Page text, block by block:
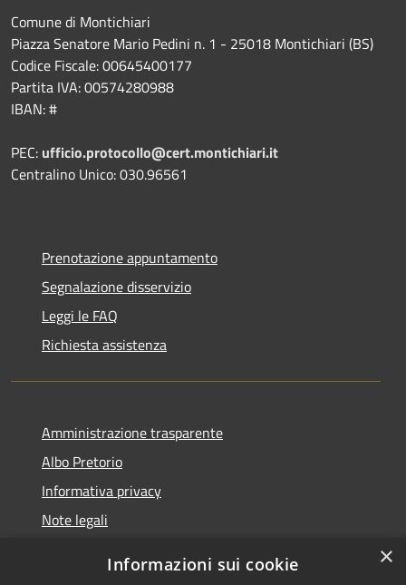
Comune di Montichiari
Piazza Senatore Mario Pedini n. 1 - 25018 Montichiari (BS)
Codice Fiscale: 00645400177
Partita IVA: 00574280988
IBAN: #
PEC: ufficio.protocollo@cert.montichiari.it
Centralino Unico: 030.96561
Prenotazione appuntamento
Segnalazione disservizio
Leggi le FAQ
Richiesta assistenza
Amministrazione trasparente
Albo Pretorio
Informativa privacy
Note legali
Whisteblowing
×
Informazioni sui cookie